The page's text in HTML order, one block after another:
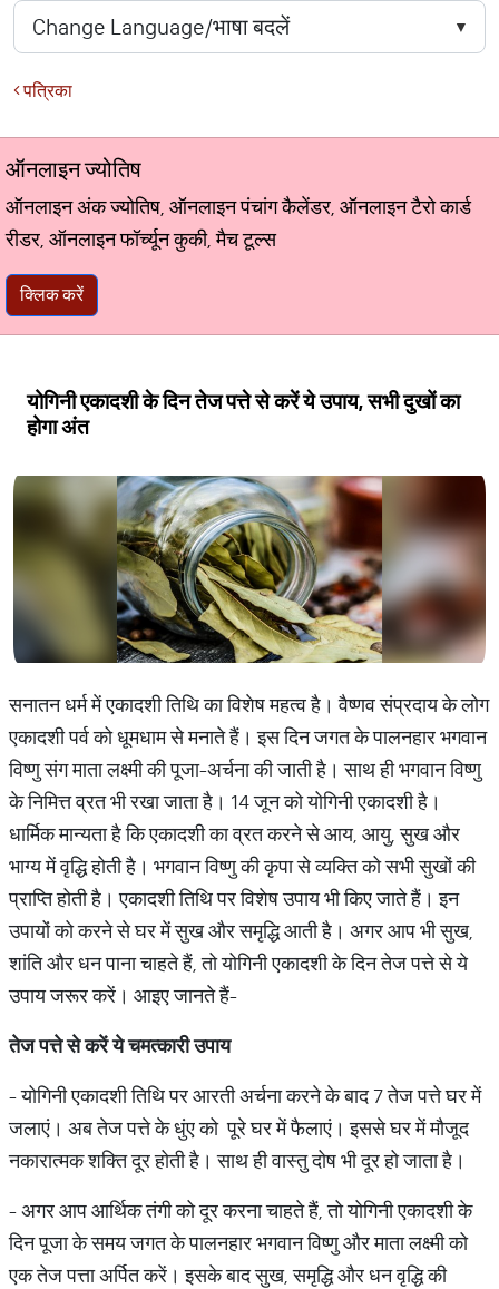
पत्रिका
ऑनलाइन ज्योतिष
ऑनलाइन अंक ज्योतिष, ऑनलाइन पंचांग कैलेंडर, ऑनलाइन टैरो कार्ड
रीडर, ऑनलाइन फॉर्च्यून कुकी, मैच टूल्स
क्लिक करें
योगिनी एकादशी के दिन तेज पत्ते से करें ये उपाय, सभी दुखों का
होगा अंत
सनातन धर्म में एकादशी तिथि का विशेष महत्व है। वैष्णव संप्रदाय के लोग
एकादशी पर्व को धूमधाम से मनाते हैं। इस दिन जगत के पालनहार भगवान
विष्णु संग माता लक्ष्मी की पूजा-अर्चना की जाती है। साथ ही भगवान विष्णु
के निमित्त व्रत भी रखा जाता है। 14 जून को योगिनी एकादशी है।
धार्मिक मान्यता है कि एकादशी का व्रत करने से आय, आयु, सुख और
भाग्य में वृद्धि होती है। भगवान विष्णु की कृपा से व्यक्ति को सभी सुखों की
प्राप्ति होती है। एकादशी तिथि पर विशेष उपाय भी किए जाते हैं। इन
उपायों को करने से घर में सुख और समृद्धि आती है। अगर आप भी सुख,
शांति और धन पाना चाहते हैं, तो योगिनी एकादशी के दिन तेज पत्ते से ये
उपाय जरूर करें। आइए जानते हैं-
तेज पत्ते से करें ये चमत्कारी उपाय
- योगिनी एकादशी तिथि पर आरती अर्चना करने के बाद 7 तेज पत्ते घर में
जलाएं। अब तेज पत्ते के धुंए को पूरे घर में फैलाएं। इससे घर में मौजूद
नकारात्मक शक्ति दूर होती है। साथ ही वास्तु दोष भी दूर हो जाता है।
- अगर आप आर्थिक तंगी को दूर करना चाहते हैं, तो योगिनी एकादशी के
दिन पूजा के समय जगत के पालनहार भगवान विष्णु और माता लक्ष्मी को
एक तेज पत्ता अर्पित करें। इसके बाद सुख, समृद्धि और धन वृद्धि की